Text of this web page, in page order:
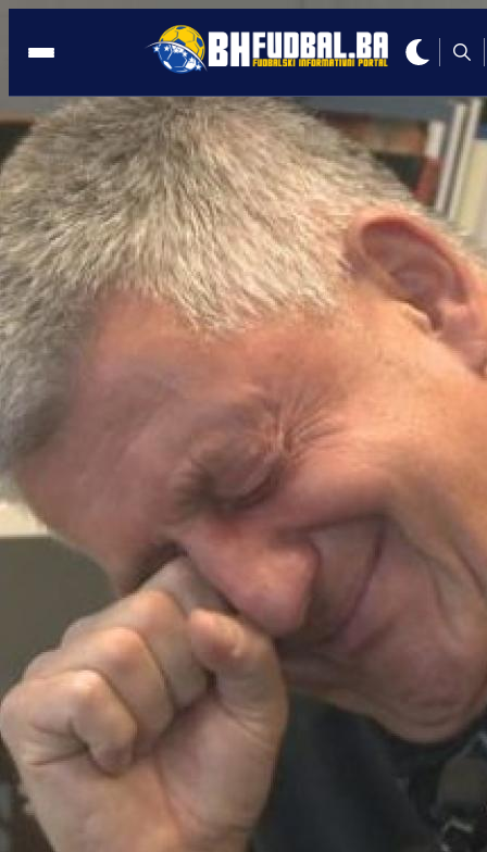
SARAJEVO
15:48, 22.10.2024
DRAKONSKA KAZNA: Musemiću čak 6
mjeseci kazne